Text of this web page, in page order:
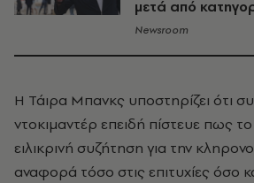
μετά από
Newsroom
Η Τάιρα Μπανκς υποστηρίζει ότι
ντοκιμαντέρ επειδή πίστευε πως το
ειλικρινή συζήτηση για την
αναφορά τόσο στις επιτυχίες όσο